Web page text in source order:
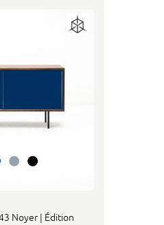
Noyer | Édition